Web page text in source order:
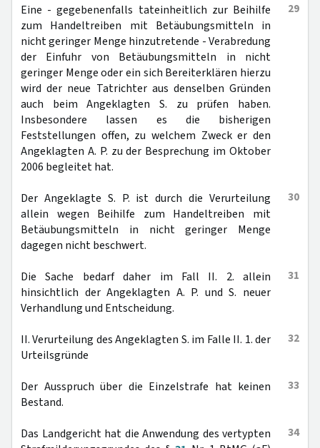
29
Eine - gegebenenfalls tateinheitlich zur Beihilfe
zum Handeltreiben mit Betäubungsmitteln in
nicht geringer Menge hinzutretende - Verabredung
der Einfuhr von Betäubungsmitteln in nicht
geringer Menge oder ein sich Bereiterklären hierzu
wird der neue Tatrichter aus denselben Gründen
auch beim Angeklagten S. zu prüfen haben.
Insbesondere lassen es die bisherigen
Feststellungen offen, zu welchem Zweck er den
Angeklagten A. P. zu der Besprechung im Oktober
2006 begleitet hat.
30
Der Angeklagte S. P. ist durch die Verurteilung
allein wegen Beihilfe zum Handeltreiben mit
Betäubungsmitteln in nicht geringer Menge
dagegen nicht beschwert.
31
Die Sache bedarf daher im Fall II. 2. allein
hinsichtlich der Angeklagten A. P. und S. neuer
Verhandlung und Entscheidung.
32
II. Verurteilung des Angeklagten S. im Falle II. 1. der
Urteilsgründe
33
Der Ausspruch über die Einzelstrafe hat keinen
Bestand.
34
Das Landgericht hat die Anwendung des vertypten